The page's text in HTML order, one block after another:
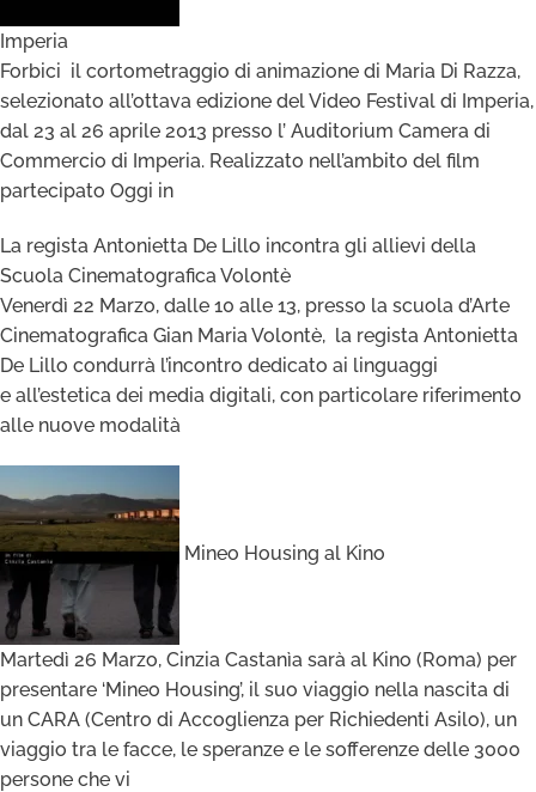
Imperia
Forbici il cortometraggio di animazione di Maria Di Razza,
selezionato all’ottava edizione del Video Festival di Imperia,
dal 23 al 26 aprile 2013 presso l’ Auditorium Camera di
Commercio di Imperia. Realizzato nell’ambito del film
partecipato Oggi in
La regista Antonietta De Lillo incontra gli allievi della
Scuola Cinematografica Volontè
Venerdì 22 Marzo, dalle 10 alle 13, presso la scuola d’Arte
Cinematografica Gian Maria Volontè, la regista Antonietta
De Lillo condurrà l’incontro dedicato ai linguaggi
e all’estetica dei media digitali, con particolare riferimento
alle nuove modalità
Mineo Housing al Kino
Martedì 26 Marzo, Cinzia Castanìa sarà al Kino (Roma) per
presentare ‘Mineo Housing’, il suo viaggio nella nascita di
un CARA (Centro di Accoglienza per Richiedenti Asilo), un
viaggio tra le facce, le speranze e le sofferenze delle 3000
persone che vi